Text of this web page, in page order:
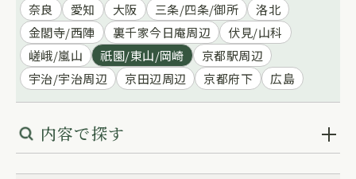
奈良
愛知 大阪 三条/四条/御所
洛北
金閣寺/西陣
裏千家今日庵周辺
伏見/山科
嵯峨/嵐山
祇園/東山/岡崎
京都駅周辺
宇治/宇治周辺
京田辺周辺 京都府下 広島
内容で探す